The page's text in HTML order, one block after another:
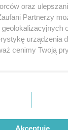
regulamin
Kontakt
Wydawca
Redakcja
oraz
Partnerzy
geolokalizacyjnych
urządzenia
cenimy Twoją
się w lewym
przetwarzania
ale masz prawo
Preferencje będą
Akceptuję